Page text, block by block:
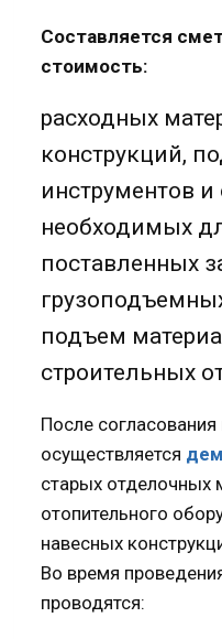
Составляется
стоимость:
расходных
конструкций,
инструментов
необходимых
поставленных
подъем
строительных
После
осуществляется
старых отделочных
отопительного
навесных
Во время
проводятся: